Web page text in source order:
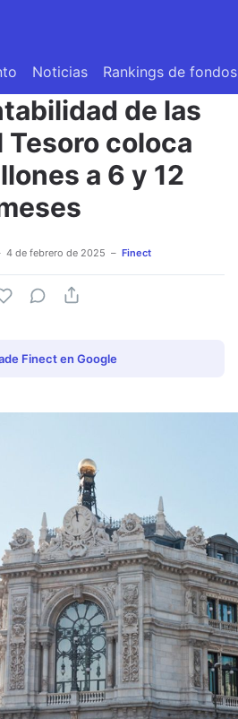
Noticias Rankings de fondos
de las
Tesoro coloca
a 6 y 12
4 de febrero de 2025 Finect
Finect en Google